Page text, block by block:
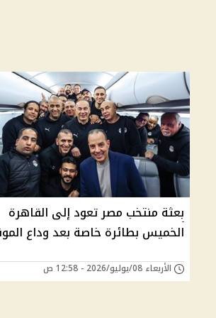
بعثة منتخب مصر تعود إلى القاهرة
الخميس بطائرة خاصة بعد وداع
الأربعاء 08/يوليو/2026 - 12:58 ص